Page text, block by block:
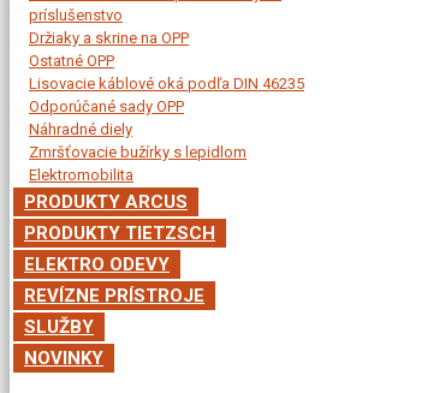
príslušenstvo
Držiaky a skrine na OPP
Ostatné OPP
Lisovacie káblové oká podľa DIN 46235
Odporúčané sady OPP
Náhradné diely
Zmršťovacie bužírky s lepidlom
Elektromobilita
PRODUKTY ARCUS
PRODUKTY TIETZSCH
ELEKTRO ODEVY
REVÍZNE PRÍSTROJE
SLUŽBY
NOVINKY